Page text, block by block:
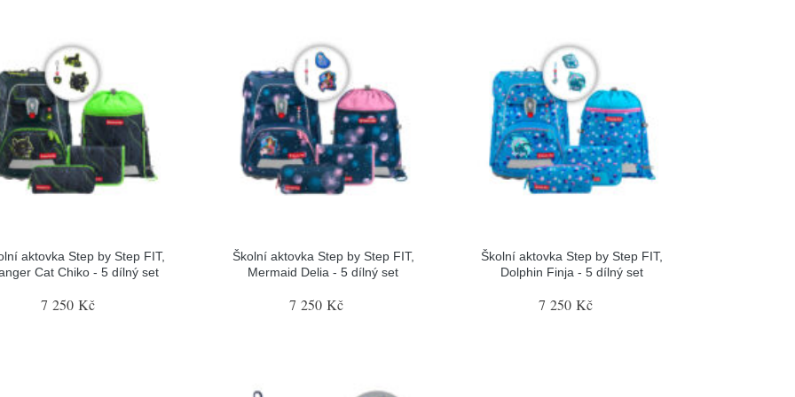
aktovka Step by Step FIT,
Cat Chiko - 5 dílný set
7 250 Kč
Školní aktovka Step by Step FIT,
Mermaid Delia - 5 dílný set
7 250 Kč
Školní aktovka Step by Step FIT,
Dolphin Finja - 5 dílný set
7 250 Kč